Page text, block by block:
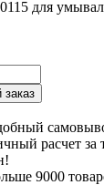
расчет за
9000